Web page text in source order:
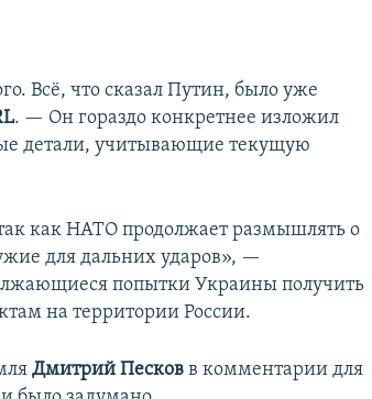
Всё, что сказал Путин, было уже
. — Он гораздо конкретнее изложил
детали, учитывающие текущую
как НАТО продолжает размышлять о
для дальних ударов», —
попытки Украины получить
на территории России.
Дмитрий Песков в комментарии для